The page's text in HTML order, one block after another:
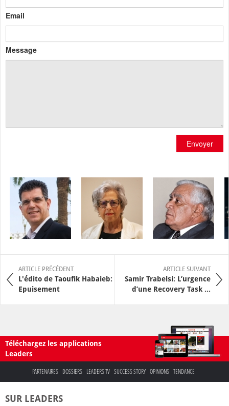
Email
Message
Envoyer
ARTICLE PRÉCÉDENT
L'édito de Taoufik Habaieb:
Epuisement
ARTICLE SUIVANT
Samir Trabelsi: L’urgence
d’une Recovery Task ...
Téléchargez les applications
Leaders
PARTENAIRES DOSSIERS LEADERS TV SUCCESS STORY OPINIONS TENDANCE
SUR LEADERS